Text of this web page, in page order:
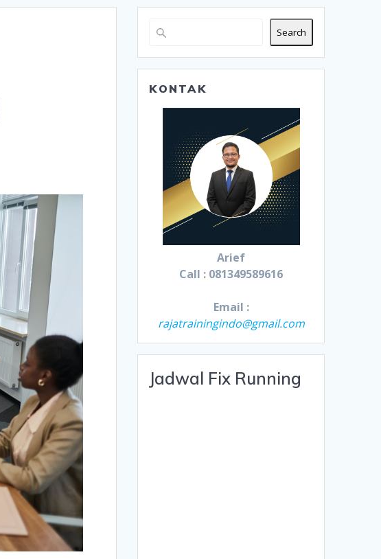
Search
KONTAK
Arief
Call : 081349589616
Email :
rajatrainingindo@gmail.com
Jadwal Fix Running